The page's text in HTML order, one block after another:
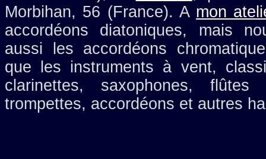
Morbihan, 56 (France). A mon
accordéons diatoniques, mais
aussi les accordéons
que les instruments à vent,
clarinettes, saxophones, flûtes
trompettes, accordéons et autres